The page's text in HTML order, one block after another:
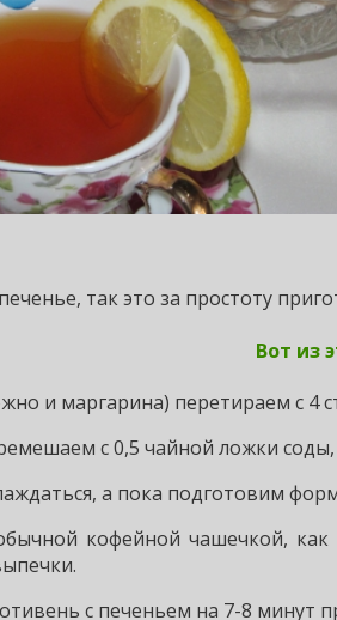
так это за простоту
Вот из
и маргарина) перетираем с
с 0,5 чайной ложки
а пока подготовим
кофейной чашечкой,
с печеньем на 7-8 минут